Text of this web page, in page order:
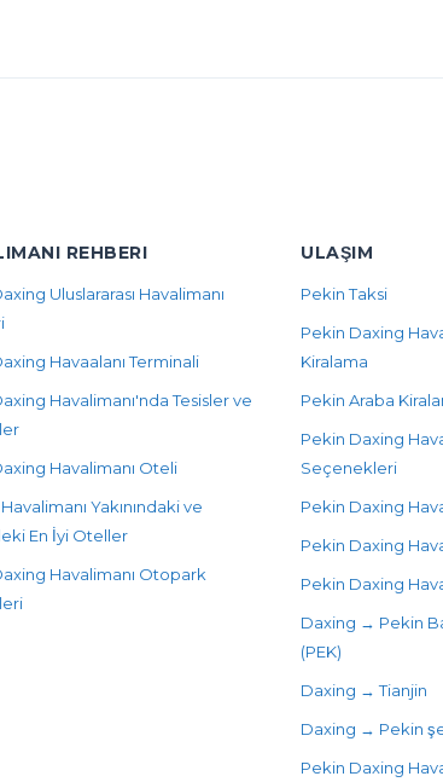
REHBERI
Uluslararası Havalimanı
Havaalanı Terminali
Havalimanı'nda Tesisler ve
Havalimanı Oteli
Yakınındaki ve
En İyi Oteller
Havalimanı Otopark
ULAŞIM
Pekin Taksi
Pekin Daxing
Kiralama
Pekin Araba
Pekin Daxing
Seçenekleri
Pekin Daxing
Pekin Daxing
Pekin Daxing
Daxing → Pekin
(PEK)
Daxing → Tianjin
Daxing → Pekin
Pekin Daxing